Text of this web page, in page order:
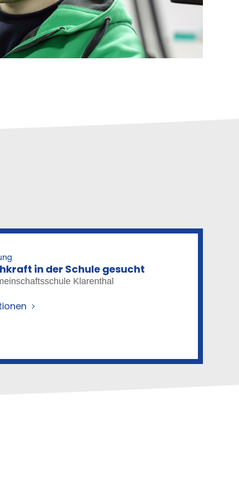
in der Schule gesucht
Klarenthal